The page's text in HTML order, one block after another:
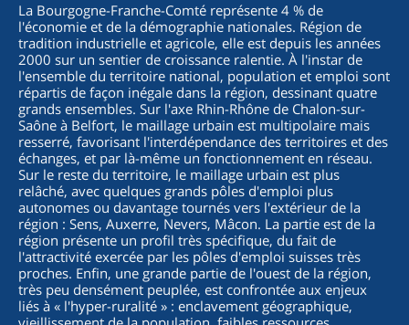
La Bourgogne-Franche-Comté représente 4 % de
l'économie et de la démographie nationales. Région de
tradition industrielle et agricole, elle est depuis les années
2000 sur un sentier de croissance ralentie. À l'instar de
l'ensemble du territoire national, population et emploi sont
répartis de façon inégale dans la région, dessinant quatre
grands ensembles. Sur l'axe Rhin-Rhône de Chalon-sur-
Saône à Belfort, le maillage urbain est multipolaire mais
resserré, favorisant l'interdépendance des territoires et des
échanges, et par là-même un fonctionnement en réseau.
Sur le reste du territoire, le maillage urbain est plus
relâché, avec quelques grands pôles d'emploi plus
autonomes ou davantage tournés vers l'extérieur de la
région : Sens, Auxerre, Nevers, Mâcon. La partie est de la
région présente un profil très spécifique, du fait de
l'attractivité exercée par les pôles d'emploi suisses très
proches. Enfin, une grande partie de l'ouest de la région,
très peu densément peuplée, est confrontée aux enjeux
liés à « l'hyper-ruralité » : enclavement géographique,